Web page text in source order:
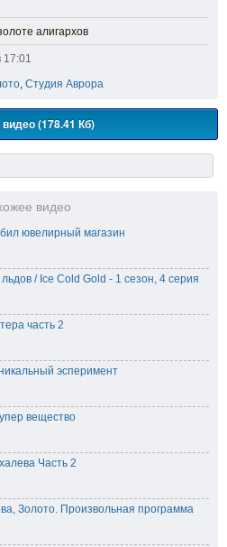
алигархов
Студия Аврора
(178.41 Кб)
видео
ювелирный магазин
/ Ice Cold Gold - 1 сезон, 4 серия
часть 2
эсперимент
вещество
Часть 2
Золото. Произвольная программа